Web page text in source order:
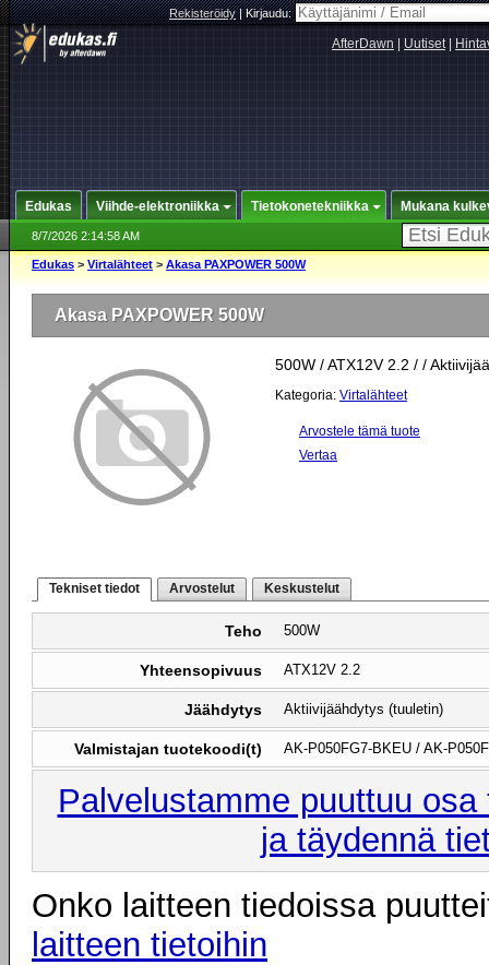
Rekisteröidy|Kirjaudu:
AfterDawn Uutiset|
Edukas Viihde-elektroniikka Tietokonetekniikka Mukana
8/7/2026 2:14:58 AM
Edukas > Virtalähteet > Akasa PAXPOWER 500W
Akasa PAXPOWER 500W
500W / ATX12V 2.2 / /
Kategoria: Virtalähteet
Arvostele tämä tuote
Vertaa
Tekniset tiedot Arvostelut Keskustelut
Teho 500W
Yhteensopivuus ATX12V 2.2
Jäähdytys Aktiivijäähdytys (tuuletin)
Valmistajan tuotekoodi(t) AK-P050FG7-BKEU / AK-
Palvelustamme puuttuu
ja täydennä
Onko laitteen tiedoissa
laitteen tietoihin